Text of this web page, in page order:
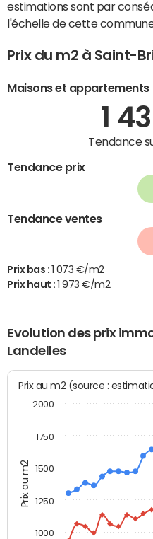
estimations sont par
l'échelle de cette
Prix du m2 à Saint-
Maisons et appartements
1
Tendance
Tendance prix
Tendance ventes
Prix bas :
1 073 €/m2
Prix haut :
1 973 €/m2
Evolution des prix
Landelles
Prix au m2
Prix au m2 (source :
1000
1250
1500
1750
2000